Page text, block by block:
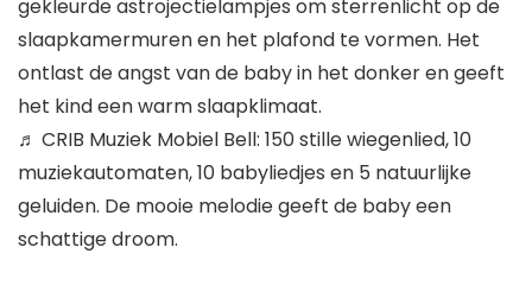
gekleurde astrojectielampjes om sterrenlicht op de
slaapkamermuren en het plafond te vormen. Het
ontlast de angst van de baby in het donker en geeft
het kind een warm slaapklimaat.
♬ CRIB Muziek Mobiel Bell: 150 stille wiegenlied, 10
muziekautomaten, 10 babyliedjes en 5 natuurlijke
geluiden. De mooie melodie geeft de baby een
schattige droom.